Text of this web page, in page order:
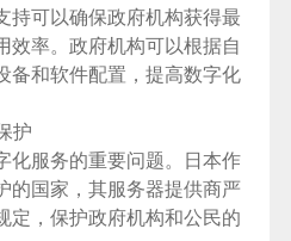
持可以确保政府机构获得最
效率。政府机构可以根据自
备和软件配置，提高数字化
护
化服务的重要问题。日本作
的国家，其服务器提供商严
定，保护政府机构和公民的